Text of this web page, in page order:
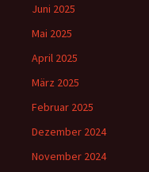
Juni 2025
Mai 2025
April 2025
März 2025
Februar 2025
Dezember 2024
November 2024